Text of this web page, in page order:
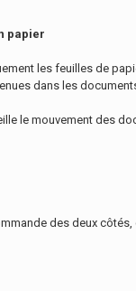
papier
les feuilles de
dans les
le mouvement des
des deux